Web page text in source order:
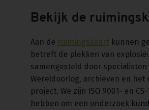
Bekijk de
Aan de ruimingskaart kunnen
betreft de plekken van
samengesteld door
Wereldoorlog, archieven en
project. We zijn ISO 9001- en
hebben om een onderzoek